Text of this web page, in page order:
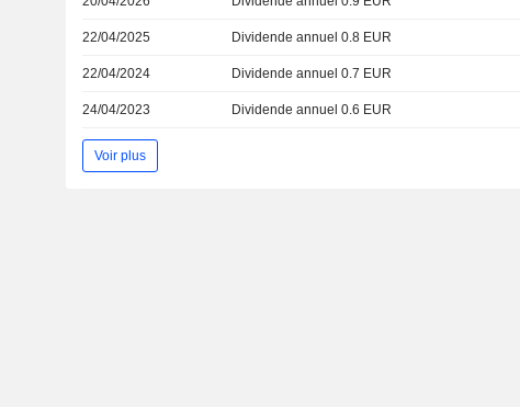
22/04/2025 Dividende annuel 0.8 EUR
22/04/2024 Dividende annuel 0.7 EUR
24/04/2023 Dividende annuel 0.6 EUR
Voir plus